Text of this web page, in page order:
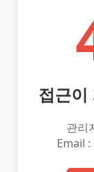
접근이
관리
Email